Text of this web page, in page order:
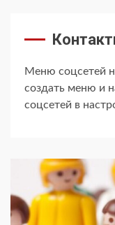
Меню соцсетей
создать меню и
соцсетей в